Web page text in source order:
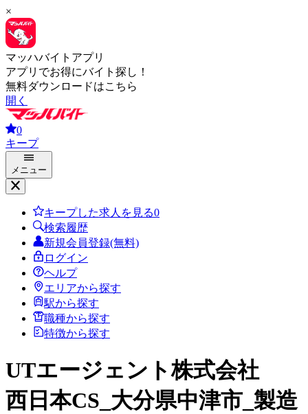
×
マッハバイトアプリ
アプリでお得にバイト探し！
無料ダウンロードはこちら
開く
0
キープ
メニュー
キープした求人を見る0
検索履歴
新規会員登録(無料)
ログイン
ヘルプ
エリアから探す
駅から探す
職種から探す
特徴から探す
UTエージェント株式会社
西日本CS_大分県中津市_製造